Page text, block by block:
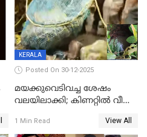
KERALA
Posted On 30-12-2025
മയക്കുവെടിവച്ച ശേഷം
വലയിലാക്കി; കിണറ്റിൽ വീണ
1 Min Read View All